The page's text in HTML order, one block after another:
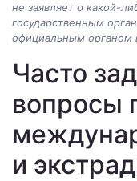
не заявляет о какой-
государственным
официальным органом
Часто
вопросы
и